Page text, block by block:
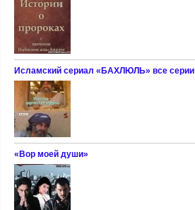
Исламский сериал «БАХЛЮЛЬ» все серии
«Вор моей души»